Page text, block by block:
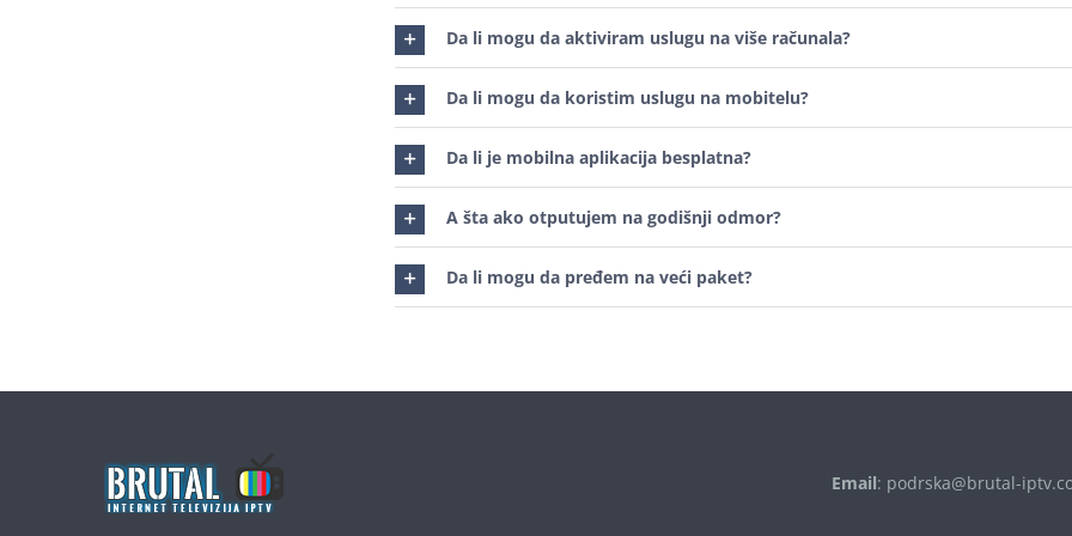
Da li mogu da aktiviram uslugu na više računala?
Da li mogu da koristim uslugu na mobitelu?
Da li je mobilna aplikacija besplatna?
A šta ako otputujem na godišnji odmor?
Da li mogu da pređem na veći paket?
Email: podrska@brutal-